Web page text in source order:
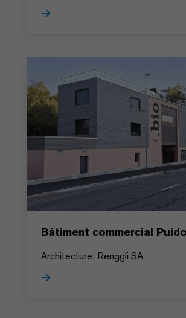
Bâtiment commercial
Architecture: Renggli SA